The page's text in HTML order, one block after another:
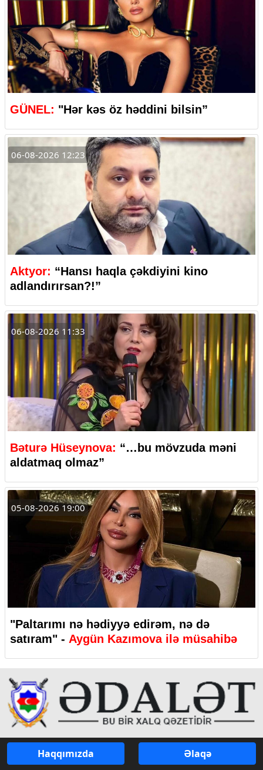
GÜNEL: "Hər kəs öz həddini bilsin”
06-08-2026 12:23
Aktyor: “Hansı haqla çəkdiyini kino
adlandırırsan?!”
06-08-2026 11:33
Bəturə Hüseynova: “…bu mövzuda məni
aldatmaq olmaz”
05-08-2026 19:00
"Paltarımı nə hədiyyə edirəm, nə də
satıram" - Aygün Kazımova ilə müsahibə
Haqqımızda Əlaqə